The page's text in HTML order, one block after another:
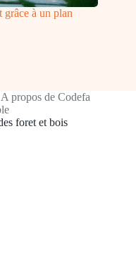
à un plan
A propos de Codefa
foret et bois